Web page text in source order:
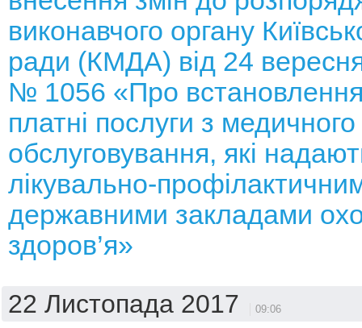
виконавчого органу
ради (КМДА) від 24
№ 1056 «Про
платні послуги з медичного
обслуговування, які
лікувально-
державними закладами
здоров’я»
22 Листопада 2017 09:06